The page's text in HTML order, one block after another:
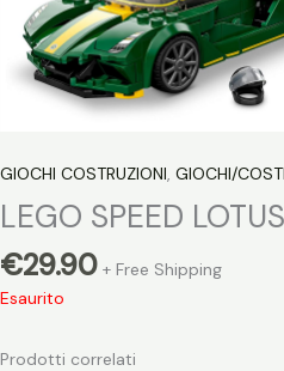
GIOCHI COSTRUZIONI, GIOCHI/
LEGO SPEED
€29.90 + Free Shipping
Esaurito
Prodotti correlati